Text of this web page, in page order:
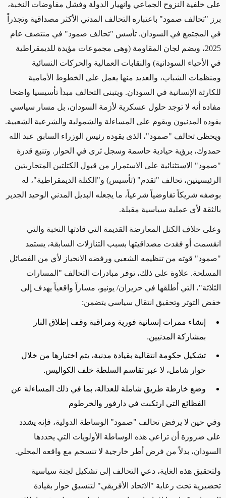
على خلفية النزوح الجماعي وانهيار الدولة وفشل مفاوضات النخبة،
برز "تحالف صمود" باعتباره التحالف المدني الأكثر مصداقية وتجذراً
في المجتمع في السودان. تأسس "تحالف صمود" في منتصف عام
2025، ويضم لجان المقاومة (وهى مجموعات مؤيدة للديمقراطية
في الأحياء السودانية) والنقابات العمالية والحركات النسائية
ومنظمات الشباب، والعديد منها يعمل على الخطوط الأمامية
للكارثة الإنسانية في السودان. ويتبنى التحالف مبدأ تأسيسيا واضحا
مفاده أنه لا توجد حلول عسكرية لأزمة السودان، بل مسار سياسي
يقوده المدنيون ويقوم على المساءلة والشمولية والشرعية الشعبية.
ويحظى تحالف "صمود"، الذى يقوده رئيس الوزراء السابق عبد الله
حمدوك، برؤية حيادية حاسمة وسجل ثرى في الحوار. وتنبع قدرة
"صمود" الاستثنائية على الاستمرار من قبول الكتلتين المتحاربتين
الرئيسيتين، تحالف "تقدم" (تأسيس) و"الكتلة الديمقراطية"، له
بوصفه شريكاً تفاوضياً شرعياً، ما يجعله البديل المدني الوحيد الجدير
بالثقة لأي عملية سياسية مقبلة.
وعلى خلاف الكتل المعارضة القديمة التي قادتها النخبة والتي
انقسمت أو فقدت مصداقيتها بسبب التنازلات السابقة، يستمد
"صمود" قوته من تنظيمه الشعبي ورفضه الانحياز لأي من الفصائل
المسلحة. علاوة على ذلك، توفر مبادرات التحالف "المسارات
الثلاثة"، التي أطلقها في حزيران/ يونيو، مساراً واقعياً يهدف إلى
خفض التوتر وتحقيق انتقال سياسي يتضمن:
إنشاء ممرات إنسانية فورية ومراقبة وقف إطلاق النار
بمشاركة المدنيين.
تشكيل حكومة انتقالية بقيادة مدنية، يتم اختيارها من خلال
حوار شامل، لا عبر تقاسم السلطة خلف الكواليس.
وضع خارطة طريق شاملة للعدالة، بما في ذلك المساءلة عن
الفظائع التي ارتكبت في دارفور والخرطوم
وفي حين لا يرفض تحالف "صمود" الوساطة الدولية، فإنه يشدد
على ضرورة أن تراعي هذه الوساطة الأولويات التي يحددها
السودان، بدلاً من فرض أطر خارجية لا تنسجم مع واقعه المحلي.
ولتحقيق هذه الغاية، دعي التحالف إلى تشكيل لجنة سياسية
تحضيرية تحت رعاية "الاتحاد الأفريقي" لتنسيق حوار بقيادة